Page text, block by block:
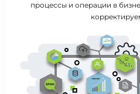
процессы и операции в